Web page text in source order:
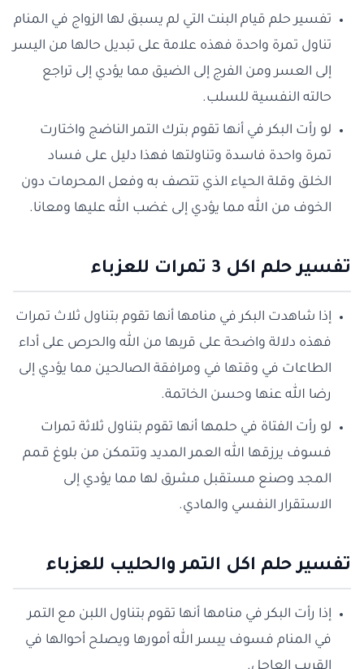
تفسير حلم قيام البنت التي لم يسبق لها الزواج في المنام
تناول تمرة واحدة فهذه علامة على تبديل حالها من اليسر
إلى العسر ومن الفرج إلى الضيق مما يؤدي إلى تراجع
حالته النفسية للسلب.
لو رأت البكر في أنها تقوم بترك التمر الناضج واختارت
تمرة واحدة فاسدة وتناولتها فهذا دليل على فساد
الخلق وقلة الحياء الذي تتصف به وفعل المحرمات دون
الخوف من الله مما يؤدي إلى غضب الله عليها ومعانا.
تفسير حلم اكل 3 تمرات للعزباء
إذا شاهدت البكر في منامها أنها تقوم بتناول ثلاث تمرات
فهذه دلالة واضحة على قربها من الله والحرص على أداء
الطاعات في وقتها في ومرافقة الصالحين مما يؤدي إلى
رضا الله عنها وحسن الخاتمة.
لو رأت الفتاة في حلمها أنها تقوم بتناول ثلاثة تمرات
فسوف يرزقها الله العمر المديد وتتمكن من بلوغ قمم
المجد وصنع مستقبل مشرق لها مما يؤدي إلى
الاستقرار النفسي والمادي.
تفسير حلم اكل التمر والحليب للعزباء
إذا رأت البكر في منامها أنها تقوم بتناول اللبن مع التمر
في المنام فسوف ييسر الله أمورها ويصلح أحوالها في